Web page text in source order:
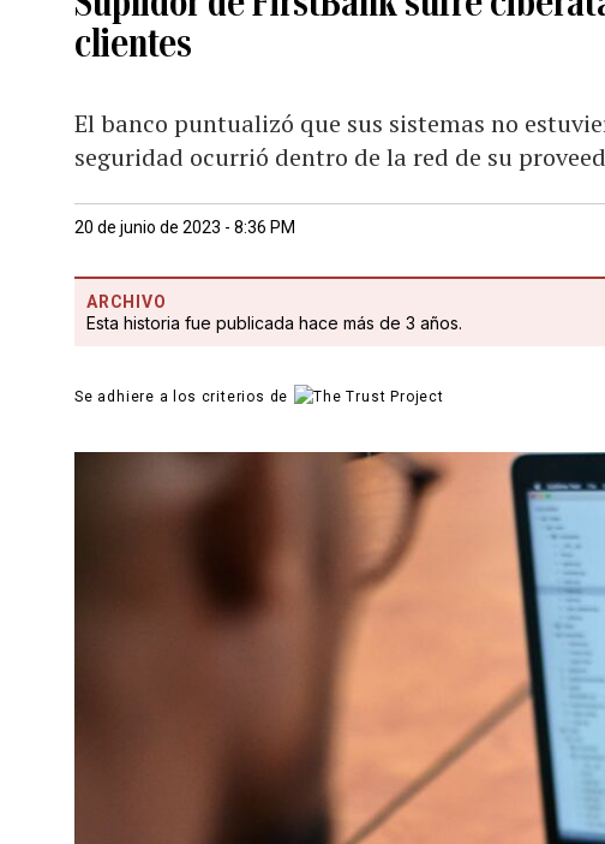
clientes
El banco puntualizó que sus sistemas no
seguridad ocurrió dentro de la red de su
20 de junio de 2023 - 8:36 PM
ARCHIVO
Esta historia fue publicada hace más de 3 años.
Se adhiere a los criterios de